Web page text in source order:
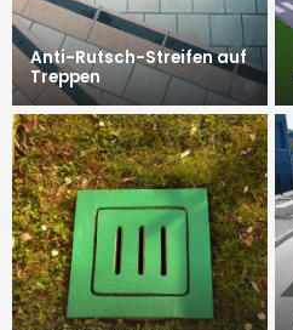
Anti-Rutsch-Streifen auf
Treppen